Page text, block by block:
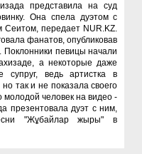
представила на суд
Она спела дуэтом с
Сеитом, передает NUR.KZ.
фанатов, опубликовав
певицы начали
а некоторые даже
ведь артистка в
так и не показала своего
молодой человек на видео -
презентовала дуэт с ним,
"Жұбайлар жыры" в